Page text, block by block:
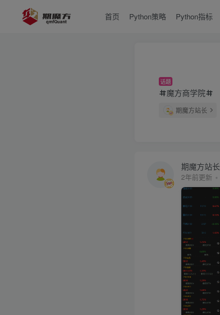
首页 Python策略 Python指标
话题
魔方商学院
期魔方站长
期魔方站长
2年前更新